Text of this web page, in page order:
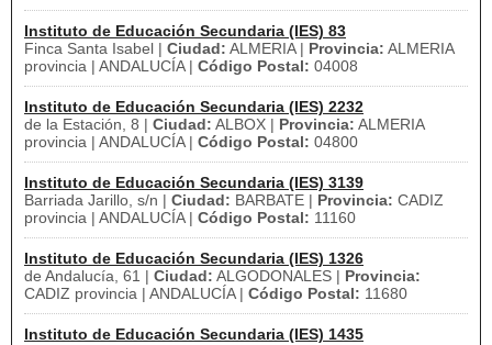
Instituto de Educación Secundaria (IES) 83
Finca Santa Isabel | Ciudad: ALMERIA | Provincia: ALMERIA
provincia | ANDALUCÍA | Código Postal: 04008
Instituto de Educación Secundaria (IES) 2232
de la Estación, 8 | Ciudad: ALBOX | Provincia: ALMERIA
provincia | ANDALUCÍA | Código Postal: 04800
Instituto de Educación Secundaria (IES) 3139
Barriada Jarillo, s/n | Ciudad: BARBATE | Provincia: CADIZ
provincia | ANDALUCÍA | Código Postal: 11160
Instituto de Educación Secundaria (IES) 1326
de Andalucía, 61 | Ciudad: ALGODONALES | Provincia:
CADIZ provincia | ANDALUCÍA | Código Postal: 11680
Instituto de Educación Secundaria (IES) 1435